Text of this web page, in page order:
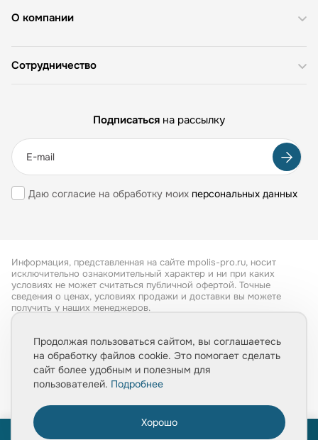
О компании
Сотрудничество
Подписаться на рассылку
Даю согласие на обработку моих персональных данных
Информация, представленная на сайте mpolis-pro.ru, носит
исключительно ознакомительный характер и ни при каких
условиях не может считаться публичной офертой. Точные
сведения о ценах, условиях продажи и доставки вы можете
получить у наших менеджеров.
Обработка персональных данных
Политика конфиденциальности
Продолжая пользоваться сайтом, вы соглашаетесь
на обработку файлов cookie. Это помогает сделать
сайт более удобным и полезным для
пользователей. Подробнее
Хорошо